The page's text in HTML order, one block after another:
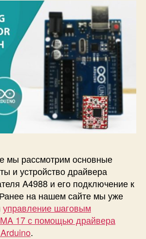
в
и
а
т
е
л
я
A
4
9
к
а
к
г
о
п
мы рассмотрим основные
и устройство драйвера
A4988 и его подключение к
на нашем сайте мы уже
управление шаговым
17 с помощью драйвера
.